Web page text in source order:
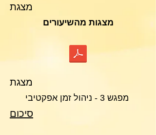
מצגת
מצגות מהשיעורים
מצגת
מפגש 3 - ניהול זמן אפקטיבי
סיכום